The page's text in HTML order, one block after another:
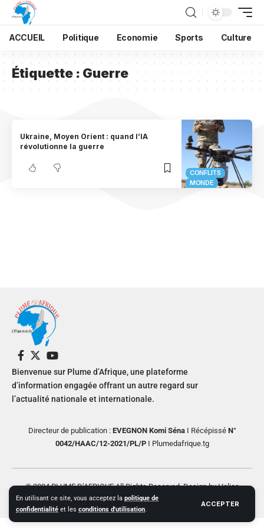
En utilisant ce site, vous acceptez la politique de
confidentialité et les conditions d'utilisation.
ACCEPTER
ACCUEIL Politique Economie Sports Culture
Étiquette : Guerre
CONFLITS
MONDE
Ukraine, Moyen Orient : quand l’IA
révolutionne la guerre
Bienvenue sur Plume d’Afrique, une plateforme
d’information engagée offrant un autre regard sur
l’actualité nationale et internationale.
Directeur de publication : EVEGNON Komi SénaI RécépisséN°
0042/HAAC/12-2021/PL/PI Plumedafrique.tg
© 2024 PLUME D’AFRIQUE All Rights Reserved. Design by Helios
Creative